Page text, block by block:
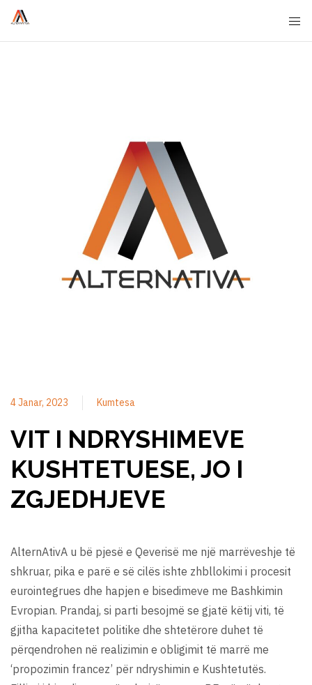
4 Janar, 2023 Kumtesa
VIT I NDRYSHIMEVE
KUSHTETUESE, JO I
ZGJEDHJEVE
AlternAtivA u bë pjesë e Qeverisë me një marrëveshje të
shkruar, pika e parë e së cilës ishte zhbllokimi i procesit
eurointegrues dhe hapjen e bisedimeve me Bashkimin
Evropian. Prandaj, si parti besojmë se gjatë këtij viti, të
gjitha kapacitetet politike dhe shtetërore duhet të
përqendrohen në realizimin e obligimit të marrë me
‘propozimin francez’ për ndryshimin e Kushtetutës.